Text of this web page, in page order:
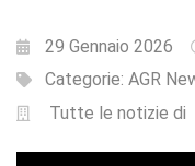
29 Gennaio 2026
Categorie: AGR
Tutte le notizie di